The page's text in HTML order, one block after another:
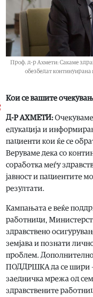
Проф. д-р Ахмети: Сакаме
обезбедат
Кои се вашите
Д-Р АХМЕТИ:
едукација и
пациенти кои ќе се
Веруваме дека со
соработка меѓу
јавност и пациентите
резултати.
Кампањата е веќе
работници,
здравствено
земјава и познати
проблем.
ПОДДРШКА да се шири –
заедничка мрежа од
здравствените